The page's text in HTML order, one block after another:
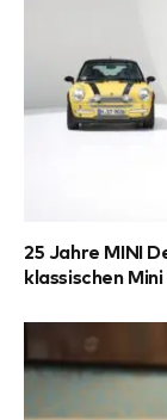
25 Jahre MINI
klassischen